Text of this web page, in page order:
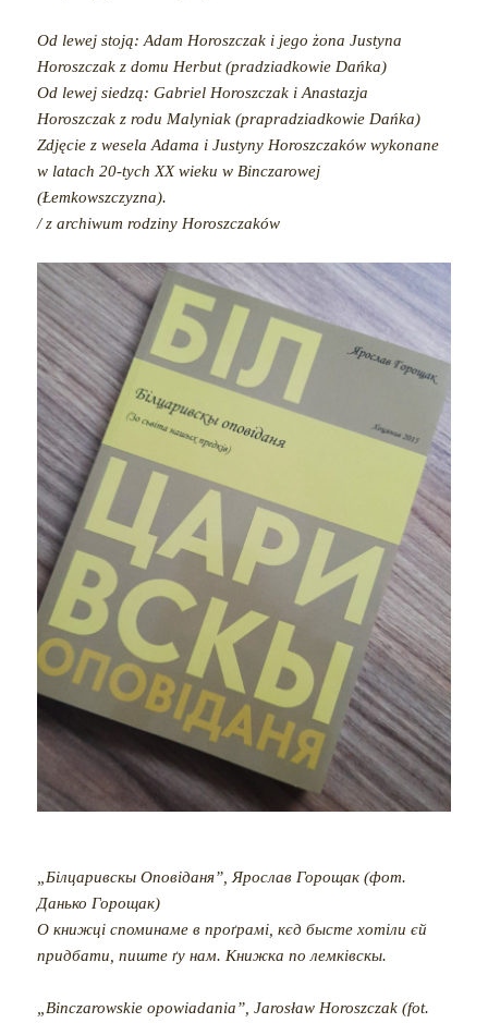
Od lewej stoją: Adam Horoszczak i jego żona Justyna
Horoszczak z domu Herbut (pradziadkowie Dańka)
Od lewej siedzą: Gabriel Horoszczak i Anastazja
Horoszczak z rodu Malyniak (prapradziadkowie Dańka)
Zdjęcie z wesela Adama i Justyny Horoszczaków wykonane
w latach 20-tych XX wieku w Binczarowej
(Łemkowszczyzna).
/ z archiwum rodziny Horoszczaków
„Білцаривскы Оповіданя”, Ярослав Горощак (фот.
Данько Горощак)
О книжці споминаме в проґрамі, кєд бысте хотіли єй
придбати, пиште ґу нам. Книжка по лемківскы.
„Binczarowskie opowiadania”, Jarosław Horoszczak (fot.